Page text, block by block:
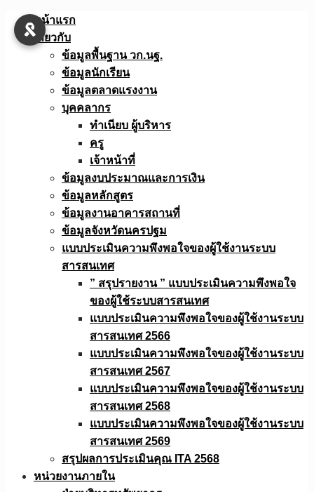
Skip
หน้าแรก
เกี่ยวกับ
ข้อมูลพื้นฐาน วก.นฐ.
ข้อมูลนักเรียน
ข้อมูลตลาดแรงงาน
บุคคลากร
ทำเนียบ ผู้บริหาร
ครู
เจ้าหน้าที่
ข้อมูลงบประมาณเเละการเงิน
ข้อมูลหลักสูตร
ข้อมูลงานอาคารสถานที่
ข้อมูลจังหวัดนครปฐม
แบบประเมินความพึงพอใจของผู้ใช้งานระบบ
สารสนเทศ
” สรุปรายงาน ” แบบประเมินความพึงพอใจ
ของผู้ใช้ระบบสารสนเทศ
แบบประเมินความพึงพอใจของผู้ใช้งานระบบ
สารสนเทศ 2566
แบบประเมินความพึงพอใจของผู้ใช้งานระบบ
สารสนเทศ 2567
แบบประเมินความพึงพอใจของผู้ใช้งานระบบ
สารสนเทศ 2568
แบบประเมินความพึงพอใจของผู้ใช้งานระบบ
สารสนเทศ 2569
สรุปผลการประเมินคุณ ITA 2568
หน่วยงานภายใน